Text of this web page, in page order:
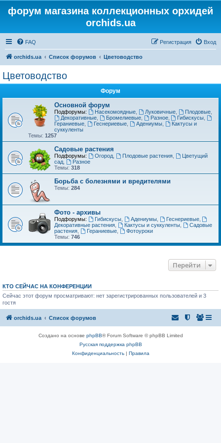
форум магазина коллекционных орхидей
orchids.ua
FAQ Вход
Регистрация
orchids.ua Список форумов Цветоводство
Цветоводство
Форум
Основной форум
Подфорумы: Насекомоядные, Луковичные, Плодовые,
Декоративные, Бромелиевые, Разное, Гибискусы
Гераниевые
Геснериевые, Адениумы,
Кактусы и
суккуленты
Темы: 1257
Садовые растения
Подфорумы: Огород, Плодовые растения,
Цветущий
сад
Разное
Темы: 318
Борьба с болезнями и вредителями
Темы: 284
Фото - архивы
Подфорумы: Гибискусы, Адениумы, Геснериевые,
Декоративные растения
Кактусы и суккуленты,
Садовые
растения
Гераниевые,
Фотоуроки
Темы: 746
Перейти
КТО СЕЙЧАС НА КОНФЕРЕНЦИИ
Сейчас этот форум просматривают: нет зарегистрированных пользователей и 3
гостя
orchids.ua Список форумов
Создано на основе phpBB® Forum Software © phpBB Limited
Русская поддержка phpBB
Конфиденциальность| Правила